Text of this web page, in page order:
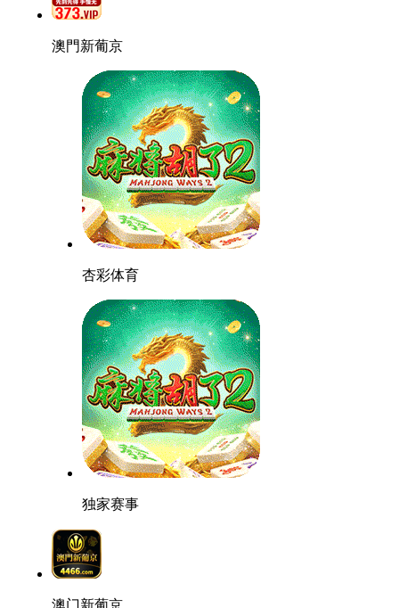
澳門新葡京
杏彩体育
独家赛事
澳门新葡京